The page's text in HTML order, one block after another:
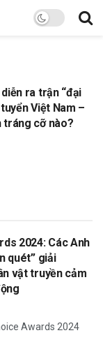
ra trận “đại
Việt Nam –
tráng cỡ nào?
2024: Các Anh
quét” giải
vật truyền cảm
Awards 2024